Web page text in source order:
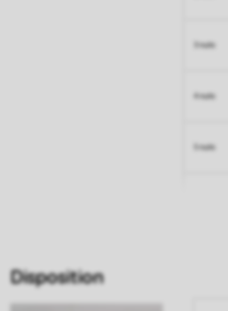
3 nuits
4 nuits
5 nuits
Disposition